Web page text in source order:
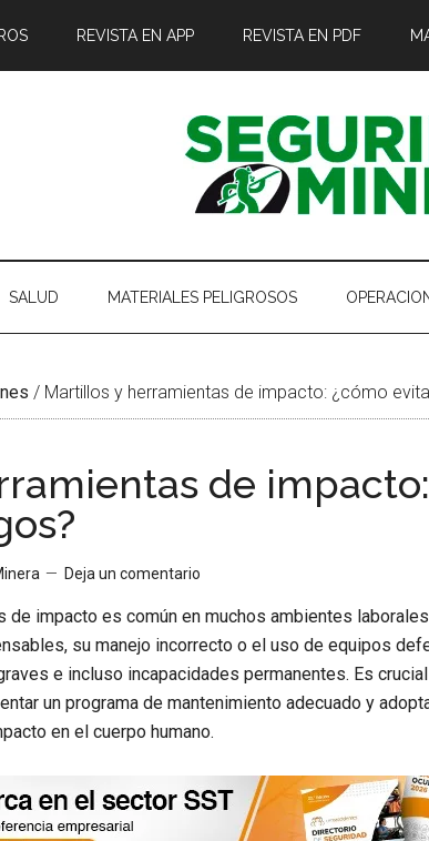
REVISTA EN APP REVISTA EN PDF
SALUD MATERIALES PELIGROSOS
/ Martillos y herramientas de impacto: ¿cómo
de
Deja un comentario
de impacto es común en muchos ambientes
su manejo incorrecto o el uso de equipos
e incluso incapacidades permanentes. Es
un programa de mantenimiento adecuado y
en el cuerpo humano.